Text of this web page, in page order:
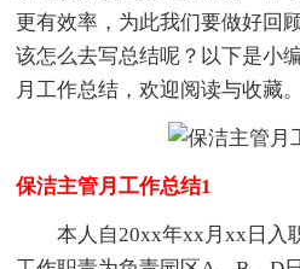
更有效率，为此我们要做好回
该怎么去写总结呢？以下是小
月工作总结，欢迎阅读与收藏。
保洁主管月工作总结1
本人自20xx年xx月xx日入职